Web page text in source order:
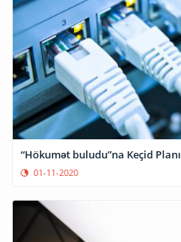
“Hökumət buludu”na Keçid
01-11-2020